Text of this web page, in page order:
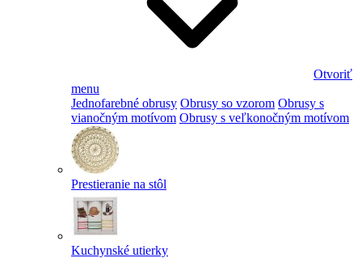
Otvoriť
menu
Jednofarebné obrusy Obrusy so vzorom Obrusy s
vianočným motívom Obrusy s veľkonočným motívom
Prestieranie na stôl
Kuchynské utierky